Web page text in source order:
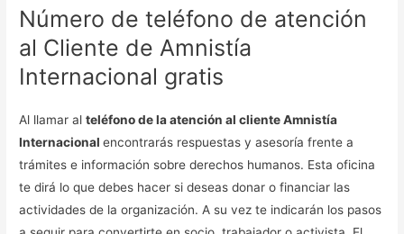
Número de teléfono de atención
al Cliente de Amnistía
Internacional gratis
Al llamar alteléfono de la atención al cliente Amnistía
Internacionalencontrarás respuestas y asesoría frente a
trámites e información sobre derechos humanos. Esta oficina
te dirá lo que debes hacer si deseas donar o financiar las
actividades de la organización. A su vez te indicarán los pasos